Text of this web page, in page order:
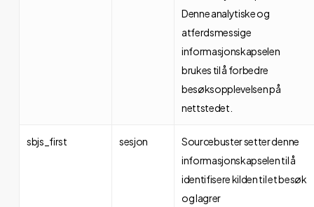
Denne analytiske og
atferdsmessige
informasjonskapselen
brukes til å forbedre
besøksopplevelsen på
nettstedet.
sbjs_first sesjon
Sourcebuster setter denne
informasjonskapselen til å
identifisere kilden til et besøk
og lagrer